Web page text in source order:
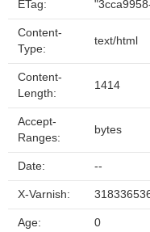
ETag:
Content-
Type:
text/html
Content-
Length:
1414
Accept-
Ranges:
bytes
Date: --
X-Varnish:
Age: 0